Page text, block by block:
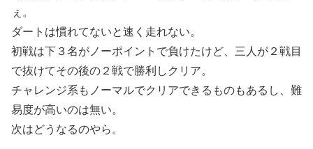
ぇ。
ダートは慣れてないと速く走れない。
初戦は下３名がノーポイントで負けたけど、三人が２戦目
で抜けてその後の２戦で勝利しクリア。
チャレンジ系もノーマルでクリアできるものもあるし、難
易度が高いのは無い。
次はどうなるのやら。